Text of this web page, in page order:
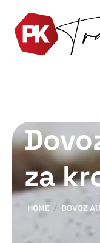
za
HOME DOVOZ